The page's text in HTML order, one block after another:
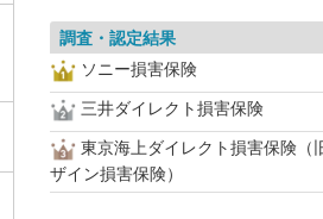
調査・認定結果
ソニー損害保険
三井ダイレクト損害保険
東京海上ダイレクト損害保険（
ザイン損害保険）